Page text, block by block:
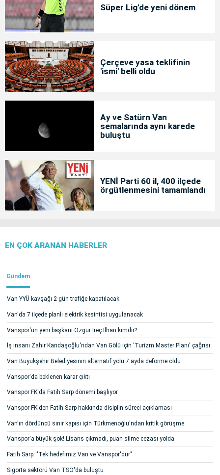
Süper Lig'de yeni dönem
Çerçeve yasa teklifinin
'ismi' belli oldu
Ay ve Satürn Van
semalarında aynı karede
buluştu
YENİ Parti 60 il, 400 ilçede
örgütlenmesini tamamlandı
EN ÇOK ARANAN HABERLER
Gündem
Van YYÜ kavşağı 2 gün trafiğe kapatılacak
Van'da 7 ilçede planlı elektrik kesintisi uygulanacak
Vanspor'un yeni başkanı Özgür İreç İlhan kimdir?
İş insanı Zahir Kandaşoğlu'ndan Van Gölü için 'Turizm Master Planı' çağrısı
Van Büyükşehir Belediyesinin alternatif yolu 7 ayda deforme oldu
Vanspor'da beklenen karar çıktı
Vanspor FK'da Fatih Sarp dönemi başlıyor
Vanspor FK'den Fatih Sarp hakkında disiplin süreci açıklaması
Van'ın dördüncü sınır kapısı için Türkmenoğlu'ndan kritik görüşme
Vanspor'a büyük şok! Lisans çıkmadı, puan silme cezası yolda
Fatih Sarp: "Tek hedefimiz Van ve Vanspor'dur"
Sigorta sektörü Van TSO'da buluştu